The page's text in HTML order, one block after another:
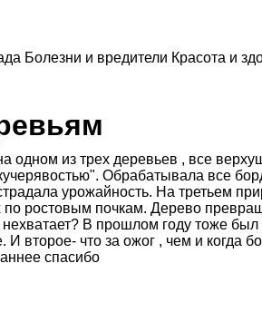
Болезни и вредители Красота и
одном из трех деревьев , все
Обрабатывала все
урожайность. На третьем
по ростовым почкам. Дерево
нехватает? В прошлом году тоже
второе- что за ожог , чем и когда
спасибо